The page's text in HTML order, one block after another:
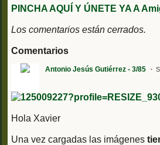
PINCHA AQUÍ Y ÚNETE YA A
Los comentarios están cerrados.
Comentarios
Antonio Jesús Gutiérrez - 3/85
Hola Xavier
Una vez cargadas las imágenes